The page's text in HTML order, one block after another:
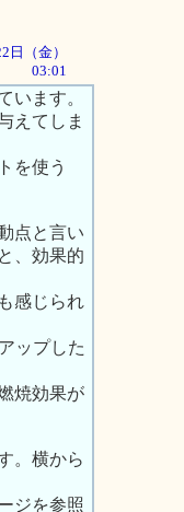
日（金）
03:01
います。
えてしま
を使う
点と言い
、効果的
感じられ
ップした
焼効果が
。横から
ジを参照